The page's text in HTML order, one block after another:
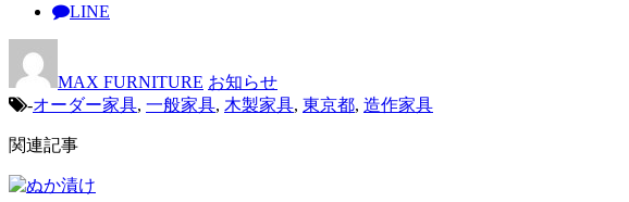
LINE
MAX FURNITURE お知らせ
-オーダー家具, 一般家具, 木製家具, 東京都, 造作家具
関連記事